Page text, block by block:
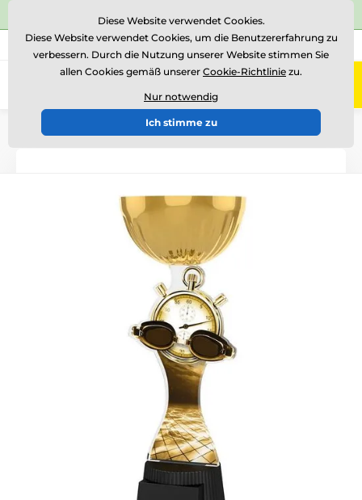
⭐Siehe 504 verifizierte Bewertungen auf
Rufen Sie uns an (Mo-Fr 15-18) +43 676 361 37 22
0
Einführung Acryltrophäen ACUPCGNMINI
Diese Website verwendet Cookies.
Diese Website verwendet Cookies, um die Benutzererfahrung zu
verbessern. Durch die Nutzung unserer Website stimmen Sie
allen Cookies gemäß unserer Cookie-Richtlinie zu.
Nur notwendig
Ich stimme zu